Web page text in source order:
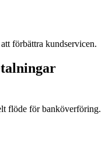
förbättra kundservicen.
flöde för banköverföring.